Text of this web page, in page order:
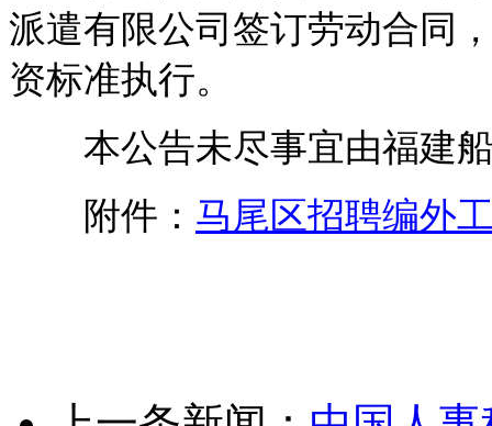
派遣有限公司签订劳动合同
资标准执行。
本公告未尽事宜由福建船
附件： 马尾区招聘编外